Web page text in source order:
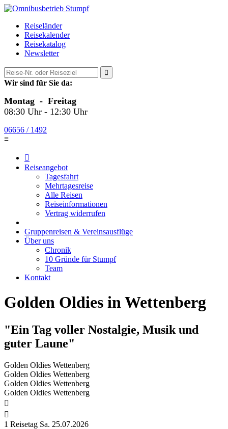
Reiseländer
Reisekalender
Reisekatalog
Newsletter

Wir sind für Sie da:
Montag - Freitag
08:30 Uhr - 12:30 Uhr
06656 / 1492
≡

Reiseangebot
Tagesfahrt
Mehrtagesreise
Alle Reisen
Reiseinformationen
Vertrag widerrufen
Gruppenreisen & Vereinsausflüge
Über uns
Chronik
10 Gründe für Stumpf
Team
Kontakt
Golden Oldies in Wettenberg
"Ein Tag voller Nostalgie, Musik und
guter Laune"
Golden Oldies Wettenberg
Golden Oldies Wettenberg
Golden Oldies Wettenberg
Golden Oldies Wettenberg


1 Reisetag Sa. 25.07.2026